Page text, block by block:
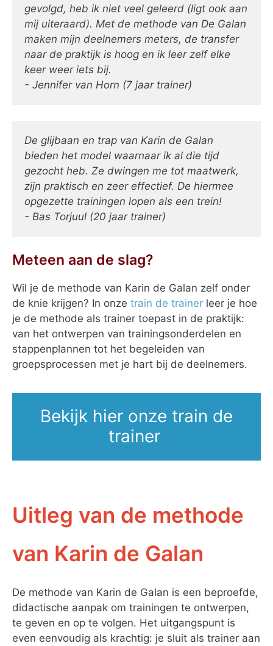
gevolgd, heb ik niet veel geleerd (ligt ook aan
mij uiteraard). Met de methode van De Galan
maken mijn deelnemers meters, de transfer
naar de praktijk is hoog en ik leer zelf elke
keer weer iets bij.
- Jennifer van Horn (7 jaar trainer)
De glijbaan en trap van Karin de Galan
bieden het model waarnaar ik al die tijd
gezocht heb. Ze dwingen me tot maatwerk,
zijn praktisch en zeer effectief. De hiermee
opgezette trainingen lopen als een trein!
- Bas Torjuul (20 jaar trainer)
Meteen aan de slag?
Wil je de methode van Karin de Galan zelf onder
de knie krijgen? In onze train de trainer leer je hoe
je de methode als trainer toepast in de praktijk:
van het ontwerpen van trainingsonderdelen en
stappenplannen tot het begeleiden van
groepsprocessen met je hart bij de deelnemers.
Bekijk hier onze train de
trainer
Uitleg van de methode
van Karin de Galan
De methode van Karin de Galan is een beproefde,
didactische aanpak om trainingen te ontwerpen,
te geven en op te volgen. Het uitgangspunt is
even eenvoudig als krachtig: je sluit als trainer aan